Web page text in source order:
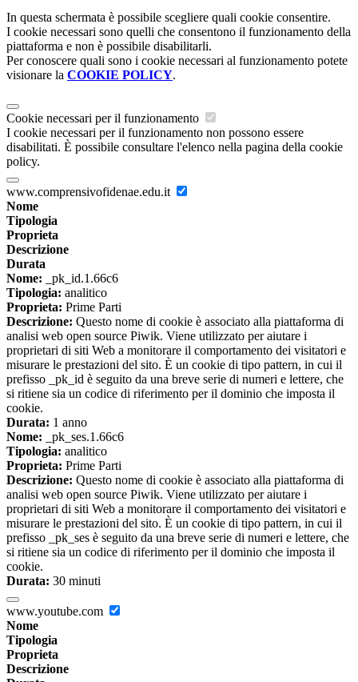
In questa schermata è possibile scegliere quali cookie consentire.
I cookie necessari sono quelli che consentono il funzionamento della
piattaforma e non è possibile disabilitarli.
Per conoscere quali sono i cookie necessari al funzionamento potete
visionare la COOKIE POLICY.
Cookie necessari per il funzionamento
I cookie necessari per il funzionamento non possono essere
disabilitati. È possibile consultare l'elenco nella pagina della cookie
policy.
www.comprensivofidenae.edu.it
Nome
Tipologia
Proprieta
Descrizione
Durata
Nome: _pk_id.1.66c6
Tipologia: analitico
Proprieta: Prime Parti
Descrizione: Questo nome di cookie è associato alla piattaforma di
analisi web open source Piwik. Viene utilizzato per aiutare i
proprietari di siti Web a monitorare il comportamento dei visitatori e
misurare le prestazioni del sito. È un cookie di tipo pattern, in cui il
prefisso _pk_id è seguito da una breve serie di numeri e lettere, che
si ritiene sia un codice di riferimento per il dominio che imposta il
cookie.
Durata: 1 anno
Nome: _pk_ses.1.66c6
Tipologia: analitico
Proprieta: Prime Parti
Descrizione: Questo nome di cookie è associato alla piattaforma di
analisi web open source Piwik. Viene utilizzato per aiutare i
proprietari di siti Web a monitorare il comportamento dei visitatori e
misurare le prestazioni del sito. È un cookie di tipo pattern, in cui il
prefisso _pk_ses è seguito da una breve serie di numeri e lettere, che
si ritiene sia un codice di riferimento per il dominio che imposta il
cookie.
Durata: 30 minuti
www.youtube.com
Nome
Tipologia
Proprieta
Descrizione